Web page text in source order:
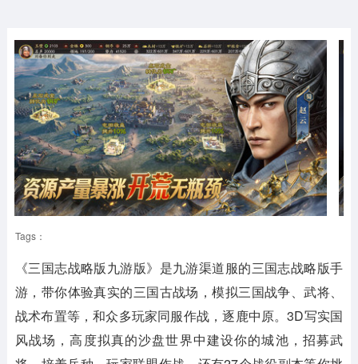
Tags：
《三国志战略版九游版》是九游渠道服的三国志战略版手
游，带你体验真实的三国古战场，模拟三国战争、武将、
战术布置等，和众多玩家同服作战，逐鹿中原。3D写实国
风战场，高度拟真的沙盘世界中建设你的城池，招募武